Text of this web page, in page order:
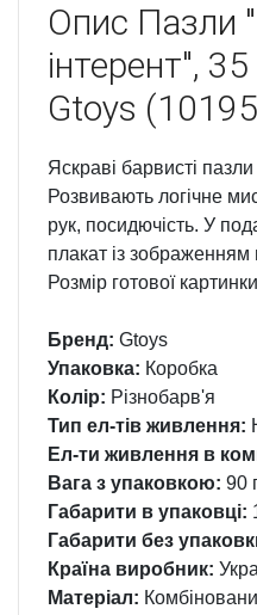
Опис Пазли
інтерент",
Gtoys
Яскраві барвисті
Розвивають логічне
рук, посидючість. У
плакат із
Розмір готової
Бренд: Gtoys
Упаковка: Коробка
Колір: Різнобарв'я
Тип ел-тів живлення:
Ел-ти живлення в
Вага з упаковкою: 90
Габарити в упаковці:
Габарити без
Країна виробник:
Матеріал: